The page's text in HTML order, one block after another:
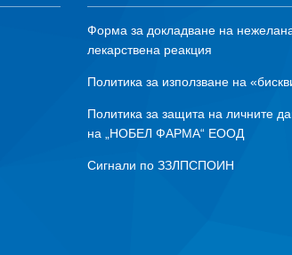
Форма за докладване на
лекарствена реакция
Политика за използване на
Политика за защита на личните
на „НОБЕЛ ФАРМА“ ЕООД
Сигнали по ЗЗЛПСПОИН